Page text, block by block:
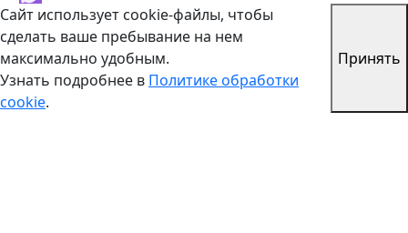
Сайт использует cookie-файлы, чтобы
сделать ваше пребывание на нем
максимально удобным.
Узнать подробнее в Политике обработки
cookie.
Принять